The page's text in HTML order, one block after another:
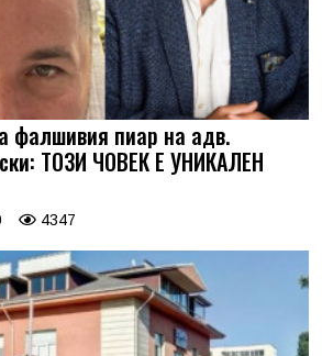
фалшивия пиар на адв.
ТОЗИ ЧОВЕК Е УНИКАЛЕН
4347